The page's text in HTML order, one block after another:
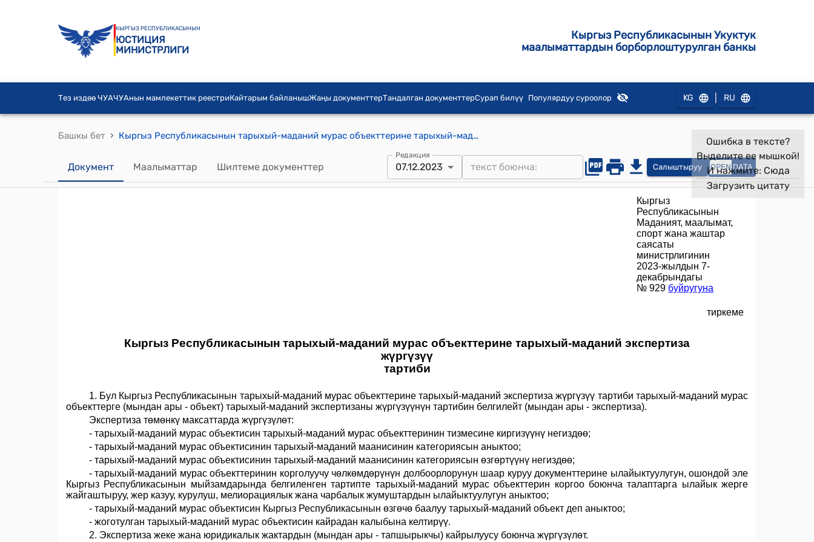
КЫРГЫЗ РЕСПУБЛИКАСЫНЫН
ЮСТИЦИЯ
МИНИСТРЛИГИ
Кыргыз Республикасынын Укуктук
маалыматтардын борборлоштурулган банкы
Тез издөө ЧУАЧУАнын мамлекеттик реестриКайтарым байланышЖаңы документтерТандалган документтерСурап билүү Популярдуу суроолор KG RU
Башкы бет › Кыргыз Республикасынын тарыхый-маданий мурас объекттерине тарыхый-маданий экспертиза жүргүзүү тартиби (Кыргыз Республикасынын Маданият, маалымат, спорт жана жаштар саясаты министрлигинин 2023-жылдын 7-декабрындагы № 929 буйругуна)
Документ Маалыматтар Шилтеме документтер
Редакция
07.12.2023 Салыштыруу OPEN DATA
Ошибка в тексте?
Выделите ее мышкой!
И нажмите: Сюда
Загрузить цитату